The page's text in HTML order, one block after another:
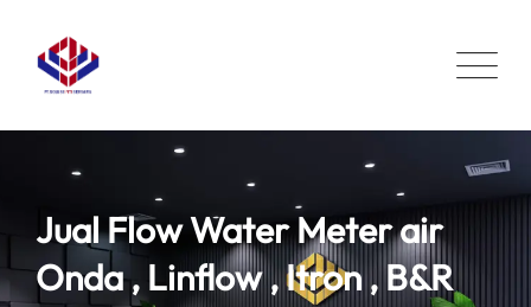
content
Jual Flow Water Meter air
Onda , Linflow , Itron , B&R